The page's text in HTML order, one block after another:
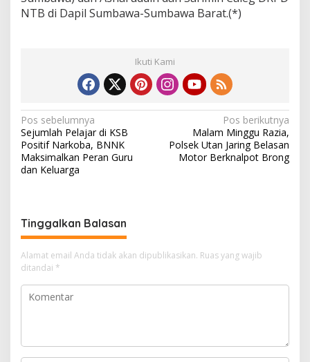
NTB di Dapil Sumbawa-Sumbawa Barat.(*)
Ikuti Kami
N
a
v
i
a
s
i
p
o
Pos sebelumnya
Sejumlah Pelajar di KSB
Positif Narkoba, BNNK
Maksimalkan Peran Guru
dan Keluarga
Pos berikutnya
Malam Minggu Razia,
Polsek Utan Jaring Belasan
Motor Berknalpot Brong
Tinggalkan Balasan
Alamat email Anda tidak akan dipublikasikan. Ruas yang wajib
ditandai *